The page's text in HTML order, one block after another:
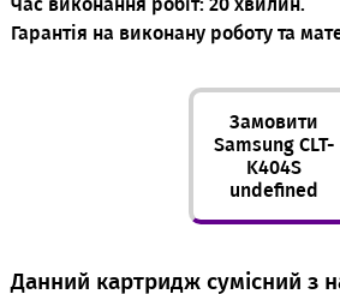
Гарантія на виконану роботу та
Замовити
Samsung CLT-
K404S
undefined
Данний картридж сумісний з